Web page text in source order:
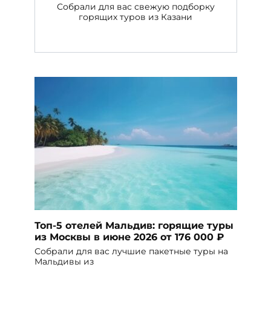
Собрали для вас свежую подборку
горящих туров из Казани
Топ-5 отелей Мальдив: горящие туры
из Москвы в июне 2026 от 176 000 ₽
Собрали для вас лучшие пакетные туры на
Мальдивы из